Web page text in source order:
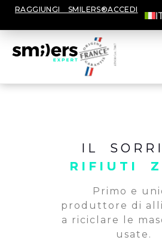
RAGGIUNGI SMILERS®ACCEDI
IL
RIFIUTI
Primo e
produttore di
a riciclare le
usate.